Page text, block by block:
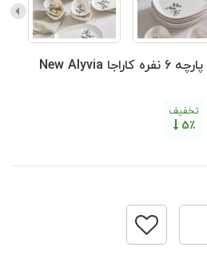
تخفیف
5٪